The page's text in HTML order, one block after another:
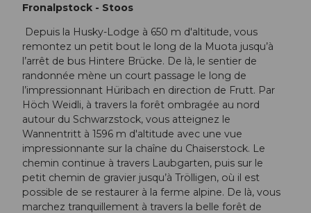
Fronalpstock - Stoos
Depuis la Husky-Lodge à 650 m d'altitude, vous
remontez un petit bout le long de la Muota jusqu’à
l’arrêt de bus Hintere Brücke. De là, le sentier de
randonnée mène un court passage le long de
l’impressionnant Hüribach en direction de Frutt. Par
Höch Weidli, à travers la forêt ombragée au nord
autour du Schwarzstock, vous atteignez le
Wannentritt à 1596 m d'altitude avec une vue
impressionnante sur la chaîne du Chaiserstock. Le
chemin continue à travers Laubgarten, puis sur le
petit chemin de gravier jusqu’à Trölligen, où il est
possible de se restaurer à la ferme alpine. De là, vous
marchez tranquillement à travers la belle forêt de